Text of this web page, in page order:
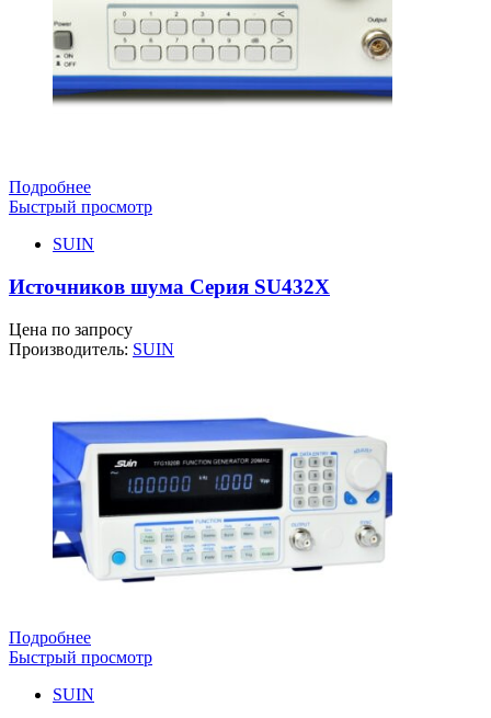
Подробнее
Быстрый просмотр
SUIN
Источников шума Серия SU432X
Цена по запросу
Производитель: SUIN
Подробнее
Быстрый просмотр
SUIN